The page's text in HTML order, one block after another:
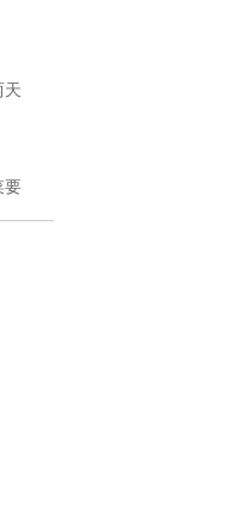
天
要